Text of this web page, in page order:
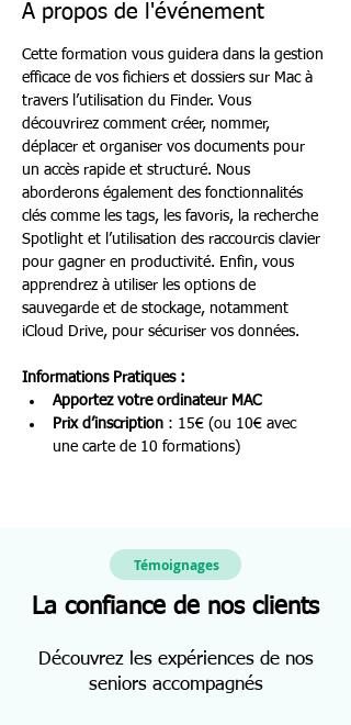
À propos de l'événement
Cette formation vous guidera dans la gestion
efficace de vos fichiers et dossiers sur Mac à
travers l’utilisation du Finder. Vous
découvrirez comment créer, nommer,
déplacer et organiser vos documents pour
un accès rapide et structuré. Nous
aborderons également des fonctionnalités
clés comme les tags, les favoris, la recherche
Spotlight et l’utilisation des raccourcis clavier
pour gagner en productivité. Enfin, vous
apprendrez à utiliser les options de
sauvegarde et de stockage, notamment
iCloud Drive, pour sécuriser vos données.
Informations Pratiques :
Apportez votre ordinateur MAC
Prix d’inscription : 15€ (ou 10€ avec
une carte de 10 formations)
Témoignages
La confiance de nos clients
Découvrez les expériences de nos
seniors accompagnés